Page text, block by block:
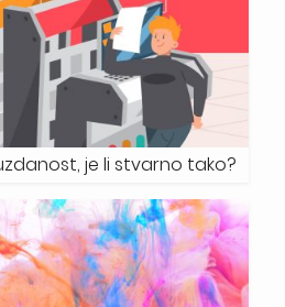
je li stvarno tako?